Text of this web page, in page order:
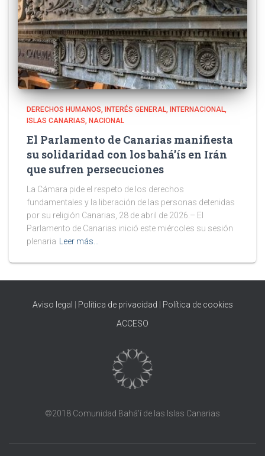
DERECHOS HUMANOS INTERÉS GENERAL
INTERNACIONAL
ISLAS CANARIAS
NACIONAL
El Parlamento de Canarias manifiesta
su solidaridad con los bahá’ís en Irán
que sufren persecuciones
La Cámara pide el respeto de los derechos
fundamentales y la liberación de las personas detenidas
por su religión Canarias, 28 de abril de 2026.– El
Parlamento de Canarias inició este miércoles su sesión
plenaria
Leer más…
Aviso legal Política de privacidad
Política de cookies
ACCESO
©2018 Comunidad Bahá’í de las Islas Canarias